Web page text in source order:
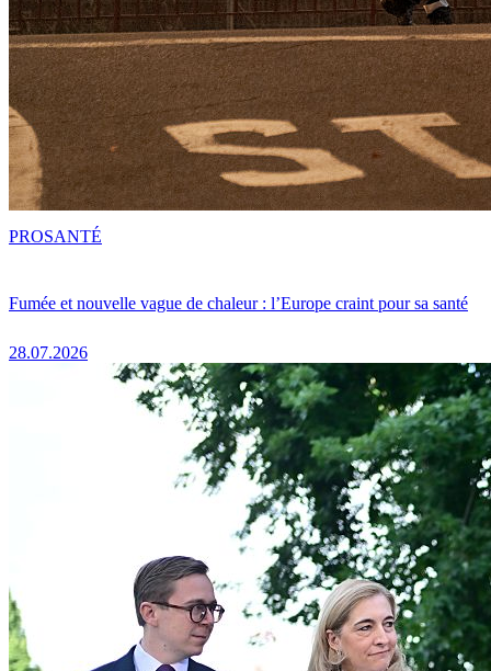
Fumée et nouvelle vague de chaleur : l’Europe craint pour sa santé
28.07.2026
PROSANTÉ